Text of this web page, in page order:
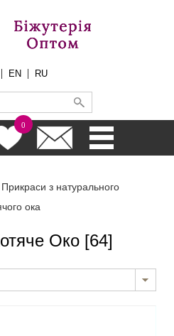
| EN | RU
0
Прикраси з натурального
ока
Око [64]